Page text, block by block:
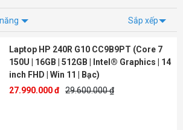
Sắp xếp
Laptop HP 240R G10 CC9B9PT (Core 7
150U | 16GB | 512GB | Intel® Graphics | 14
inch FHD | Win 11 | Bạc)
27.990.000 đ 29.600.000 ₫